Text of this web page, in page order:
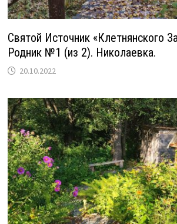
Святой Источник «Клетнянского
Родник №1 (из 2). Николаевка.
20.10.2022